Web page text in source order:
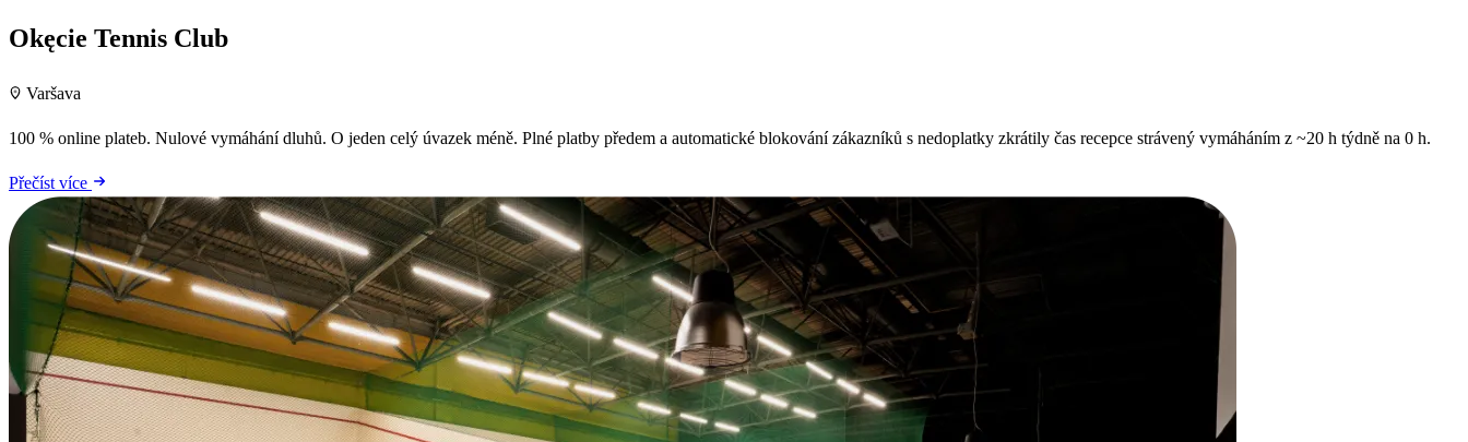
Okęcie Tennis Club
Varšava
100 % online plateb. Nulové vymáhání dluhů. O jeden celý úvazek méně. Plné platby předem a automatické blokování zákazníků s nedoplatky zkrátily čas recepce strávený vymáháním z ~20 h týdně na 0 h.
Přečíst více